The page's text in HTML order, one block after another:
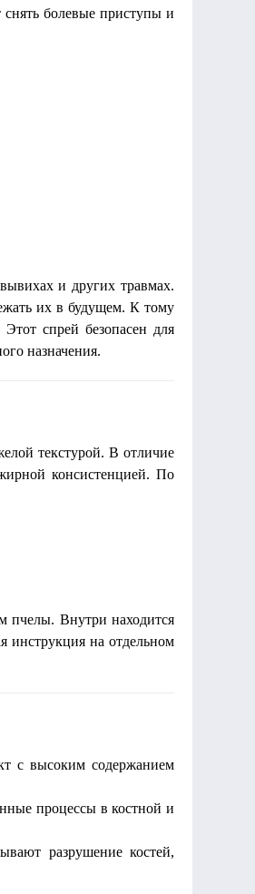
снять болевые приступы и
и других травмах.
их в будущем. К тому
спрей безопасен для
назначения.
текстурой. В отличие
консистенцией. По
пчелы. Внутри находится
инструкция на отдельном
с высоким содержанием
процессы в костной и
разрушение костей,